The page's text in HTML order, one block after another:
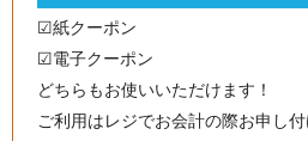
☑︎紙クーポン
☑︎電子クーポン
どちらもお使いいただけます！
ご利用はレジでお会計の際お申し付